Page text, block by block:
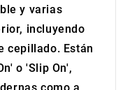
y varias
incluyendo
cepillado. Están
o 'Slip On',